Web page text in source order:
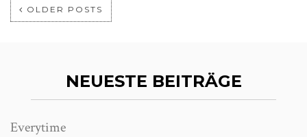
OLDER POSTS
NEUESTE BEITRÄGE
Everytime